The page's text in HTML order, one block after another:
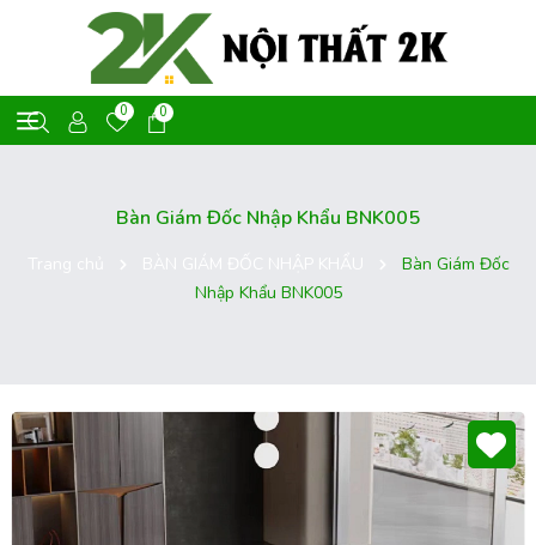
0 0
Bàn Giám Đốc Nhập Khẩu BNK005
Bàn Giám Đốc
Nhập Khẩu BNK005